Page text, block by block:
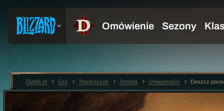
Diablo III Gra Towarzysze Szelma Umiejętności Deszcz